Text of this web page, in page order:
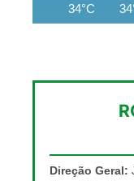
34°C
Direção Geral: